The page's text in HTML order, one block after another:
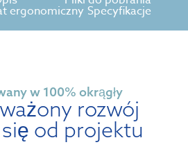
ergonomiczny Specyfikacje
w 100% okrągły
rozwój
od projektu